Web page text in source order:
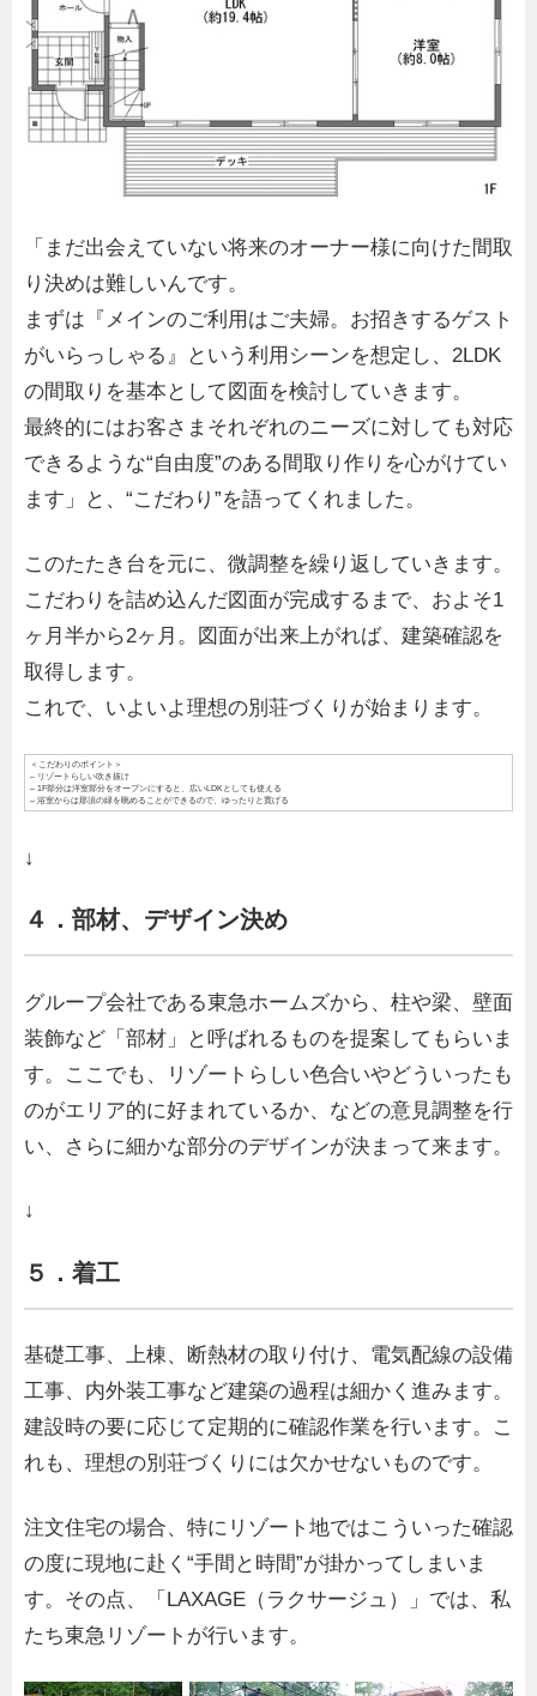
「まだ出会えていない将来のオーナー様に向けた間取
り決めは難しいんです。
まずは『メインのご利用はご夫婦。お招きするゲスト
がいらっしゃる』という利用シーンを想定し、2LDK
の間取りを基本として図面を検討していきます。
最終的にはお客さまそれぞれのニーズに対しても対応
できるような“自由度”のある間取り作りを心がけてい
ます」と、“こだわり”を語ってくれました。
このたたき台を元に、微調整を繰り返していきます。
こだわりを詰め込んだ図面が完成するまで、およそ1
ヶ月半から2ヶ月。図面が出来上がれば、建築確認を
取得します。
これで、いよいよ理想の別荘づくりが始まります。
＜こだわりのポイント＞
– リゾートらしい吹き抜け
– 1F部分は洋室部分をオープンにすると、広いLDKとしても使える
– 浴室からは那須の緑を眺めることができるので、ゆったりと寛げる
↓
４．部材、デザイン決め
グループ会社である東急ホームズから、柱や梁、壁面
装飾など「部材」と呼ばれるものを提案してもらいま
す。ここでも、リゾートらしい色合いやどういったも
のがエリア的に好まれているか、などの意見調整を行
い、さらに細かな部分のデザインが決まって来ます。
↓
５．着工
基礎工事、上棟、断熱材の取り付け、電気配線の設備
工事、内外装工事など建築の過程は細かく進みます。
建設時の要に応じて定期的に確認作業を行います。こ
れも、理想の別荘づくりには欠かせないものです。
注文住宅の場合、特にリゾート地ではこういった確認
の度に現地に赴く“手間と時間”が掛かってしまいま
す。その点、「LAXAGE（ラクサージュ）」では、私
たち東急リゾートが行います。